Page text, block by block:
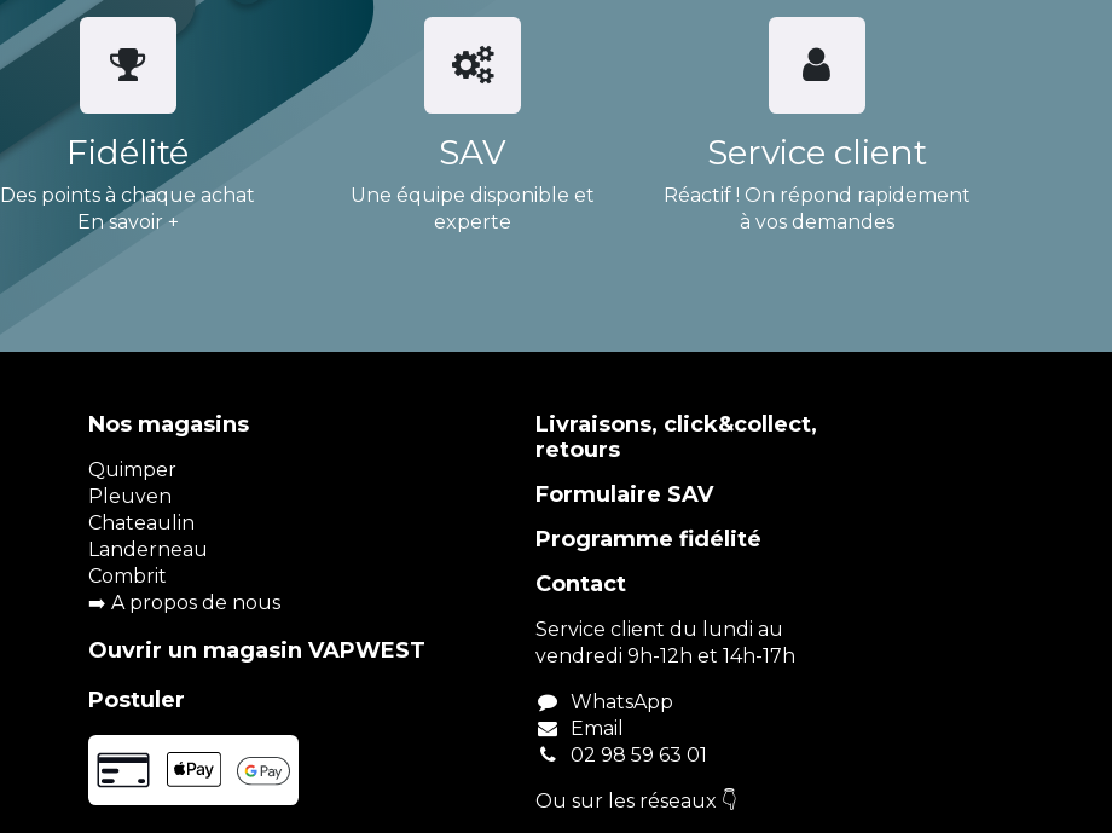
Fidélité
Des points à chaque achat
En savoir +
SAV
Une équipe disponible et
experte
Service client
Réactif ! On répond rapidement
à vos demandes
Livraisons, click&collect,
retours
Formulaire SAV
Programme fidélité
Contact
Service client du lundi au
vendredi 9h-12h et 14h-17h
WhatsApp
Email
02 98 59 63 01
Ou sur les réseaux 👇
Nos magasins
Quimper
Pleuven
Chateaulin
Landerneau
Combrit
➡️ A propos de nous
Ouvrir un magasin VAPWEST
Postuler